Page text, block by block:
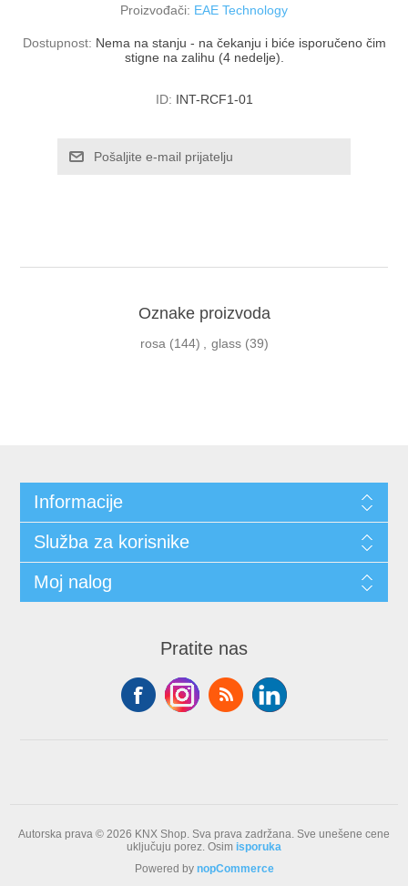
Proizvođači: EAE Technology
Dostupnost: Nema na stanju - na čekanju i biće isporučeno čim
stigne na zalihu (4 nedelje).
ID: INT-RCF1-01
Oznake proizvoda
rosa (144) glass (39)
Informacije
Služba za korisnike
Moj nalog
Pratite nas
Autorska prava © 2026 KNX Shop. Sva prava zadržana. Sve unešene cene
uključuju porez. Osim isporuka
Powered by nopCommerce